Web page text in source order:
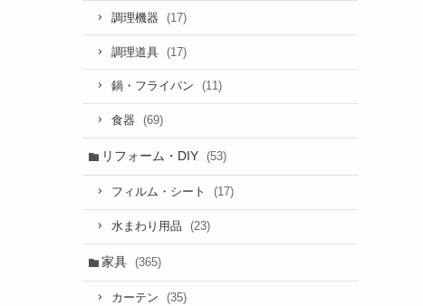
調理機器 (17)
調理道具 (17)
鍋・フライパン (11)
食器 (69)
リフォーム・DIY (53)
フィルム・シート (17)
水まわり用品 (23)
家具 (365)
カーテン (35)